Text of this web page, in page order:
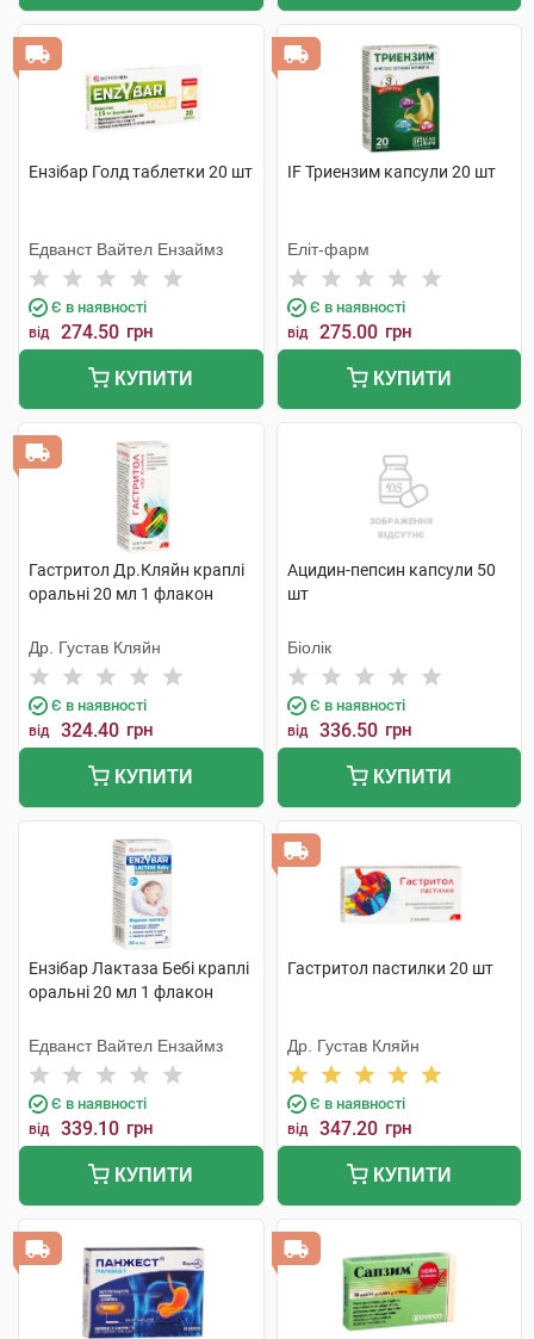
Ензібар Голд таблетки 20 шт
Едванст Вайтел Ензаймз
Є в наявності
від 274.50 грн
КУПИТИ
IF Триензим капсули 20 шт
Еліт-фарм
Є в наявності
від 275.00 грн
КУПИТИ
Гастритол Др.Кляйн краплі
оральні 20 мл 1 флакон
Др. Густав Кляйн
Є в наявності
від 324.40 грн
КУПИТИ
Ацидин-пепсин капсули 50
шт
Біолік
Є в наявності
від 336.50 грн
КУПИТИ
Ензібар Лактаза Бебі краплі
оральні 20 мл 1 флакон
Едванст Вайтел Ензаймз
Є в наявності
від 339.10 грн
КУПИТИ
Гастритол пастилки 20 шт
Др. Густав Кляйн
Є в наявності
від 347.20 грн
КУПИТИ